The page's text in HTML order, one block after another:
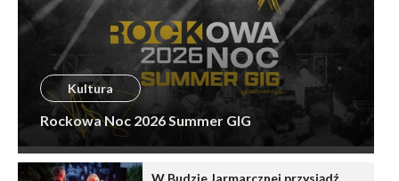
Kultura
Rockowa Noc 2026 Summer GIG